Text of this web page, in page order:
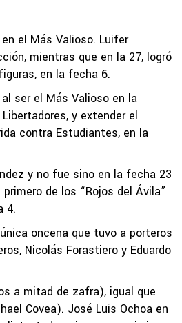
el Más Valioso. Luifer
mientras que en la 27, logró
en la fecha 6.
ser el Más Valioso en la
y extender el
contra Estudiantes, en la
y no fue sino en la fecha 23
de los “Rojos del Ávila”
4.
oncena que tuvo a porteros
Nicolás Forastiero y Eduardo
a mitad de zafra), igual que
Covea). José Luis Ochoa en